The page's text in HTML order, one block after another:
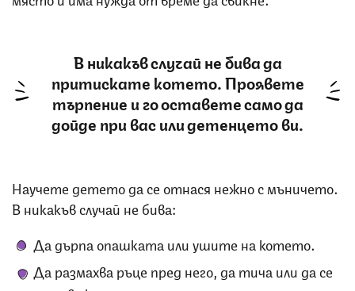
В никакъв случай не бива да
притискате котето. Проявете
търпение и го оставете само да
дойде при вас или детенцето ви.
Научете детето да се отнася нежно с мъничето.
В никакъв случай не бива:
Да дърпа опашката или ушите на котето.
Да размахва ръце пред него, да тича или да се